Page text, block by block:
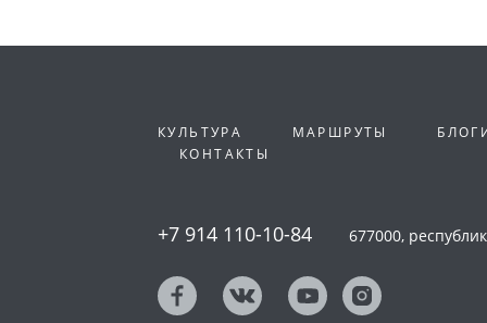
КУЛЬТУРА МАРШРУТЫ
КОНТАКТЫ
+7 914 110-10-84 677000,